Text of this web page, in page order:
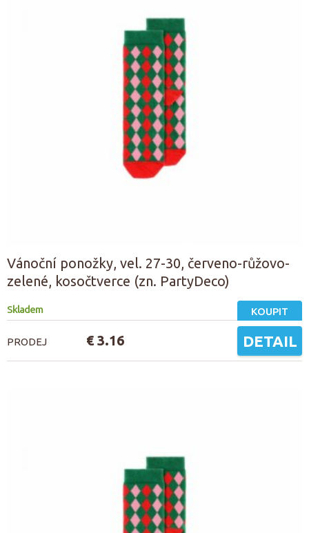
Vánoční ponožky, vel. 27-30, červeno-růžovo-
zelené, kosočtverce (zn. PartyDeco)
Skladem KOUPIT
PRODEJ € 3.16 DETAIL